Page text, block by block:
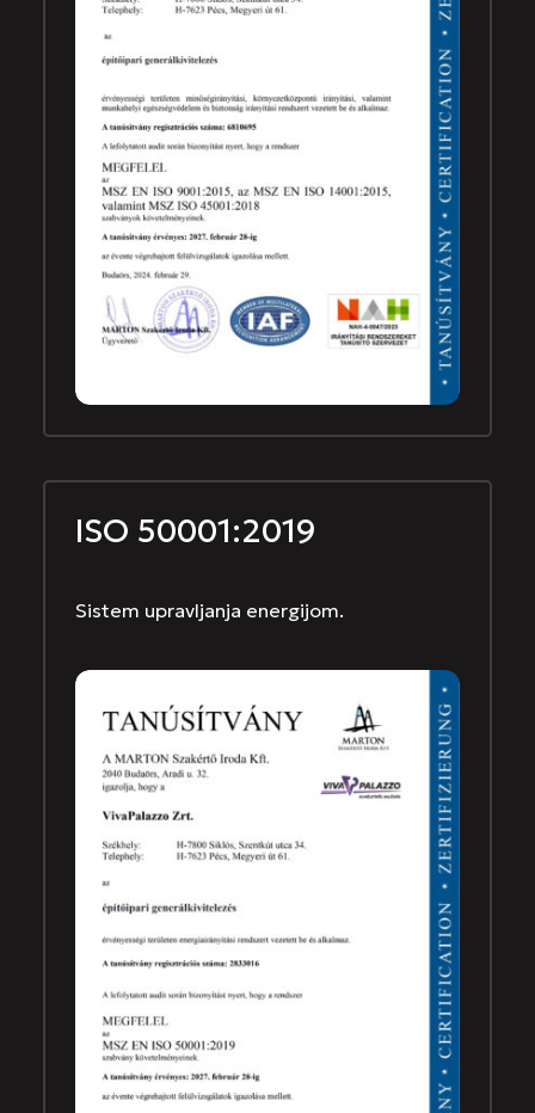
ISO 50001:2019
Sistem upravljanja energijom.